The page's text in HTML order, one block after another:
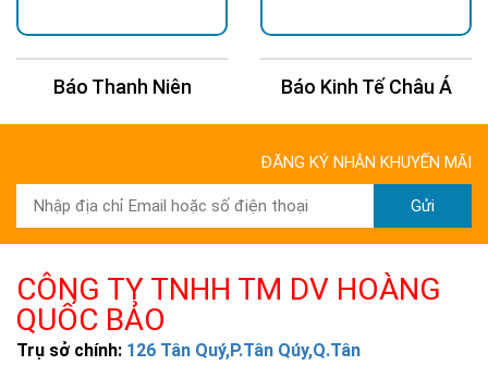
Báo Thanh Niên Báo Kinh Tế Châu Á
ĐĂNG KÝ NHẬN KHUYẾN MÃI
Gửi
CÔNG TY TNHH TM DV HOÀNG
QUỐC BẢO
Trụ sở chính: 126 Tân Quý,P.Tân Qúy,Q.Tân